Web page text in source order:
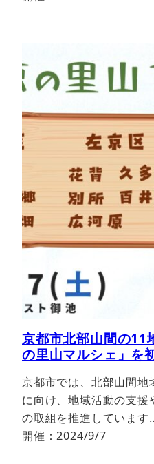
京都市北部山間の11
の里山マルシェ」を
京都市では、北部山間地
に向け、地域活動の支
の取組を推進しています
開催：2024/9/7